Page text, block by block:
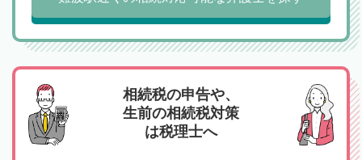
相続税の申告や、
生前の相続税対策
は税理士へ